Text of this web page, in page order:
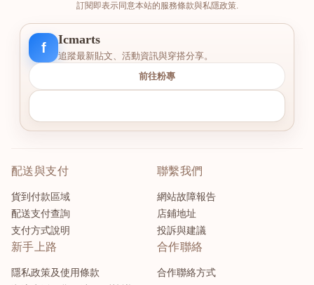
訂閱即表示同意本站的服務條款與私隱政策.
f
Icmarts
追蹤最新貼文、活動資訊與穿搭分享。
前往粉專
配送與支付
貨到付款區域
配送支付查詢
支付方式說明
聯繫我們
網站故障報告
店鋪地址
投訴與建議
新手上路
隱私政策及使用條款
合作聯絡
合作聯絡方式